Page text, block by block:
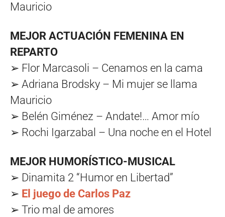
Mauricio
MEJOR ACTUACIÓN FEMENINA EN
REPARTO
➢ Flor Marcasoli – Cenamos en la cama
➢ Adriana Brodsky – Mi mujer se llama
Mauricio
➢ Belén Giménez – Andate!… Amor mío
➢ Rochi Igarzabal – Una noche en el Hotel
MEJOR HUMORÍSTICO-MUSICAL
➢ Dinamita 2 “Humor en Libertad”
➢ El juego de Carlos Paz
➢ Trio mal de amores